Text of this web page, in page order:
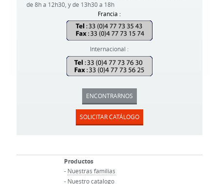
de 8h a 12h30, y de 13h30 a 18h
Francia :
Internacional :
ENCONTRARNOS
SOLICITAR CATÁLOGO
Productos
- Nuestras familias
- Nuestro catalogo